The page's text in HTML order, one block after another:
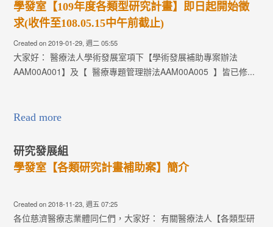
學發室【109年度各類型研究計畫】即日起開始徵
求(收件至108.05.15中午前截止)
Created on 2019-01-29, 週二 05:55
大家好： 醫療法人學術發展室項下【學術發展補助專案辦法
AAM00A001】及【 醫療專題管理辦法AAM00A005 】皆已修...
Read more
研究發展組
學發室【各類研究計畫補助案】簡介
Created on 2018-11-23, 週五 07:25
各位慈濟醫療志業體同仁們，大家好： 有關醫療法人【各類型研